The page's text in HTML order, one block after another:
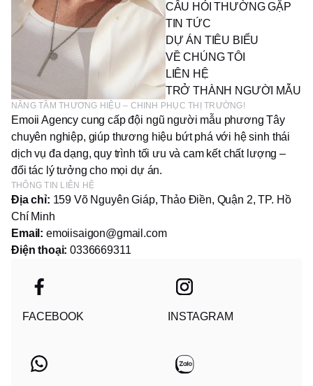
CÂU HỎI THƯỜNG GẶP
TIN TỨC
DỰ ÁN TIÊU BIỂU
VỀ CHÚNG TÔI
LIÊN HỆ
TRỞ THÀNH NGƯỜI MẪU
NÂNG TẦM THƯƠNG HIỆU – CHINH PHỤC THỊ TRƯỜNG!
Emoii Agency cung cấp đội ngũ người mẫu phương Tây
chuyên nghiệp, giúp thương hiệu bứt phá với hệ sinh thái
dịch vụ đa dạng, quy trình tối ưu và cam kết chất lượng –
đối tác lý tưởng cho mọi dự án.
THÔNG TIN LIÊN HỆ
Địa chỉ: 159 Võ Nguyên Giáp, Thảo Điền, Quận 2, TP. Hồ
Chí Minh
Email: emoiisaigon@gmail.com
Điện thoại: 0336669311
FACEBOOK INSTAGRAM